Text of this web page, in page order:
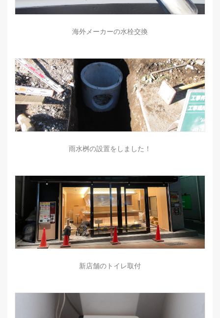
海外メーカーの水栓交換
雨水桝の設置をしました！
新店舗のトイレ取付